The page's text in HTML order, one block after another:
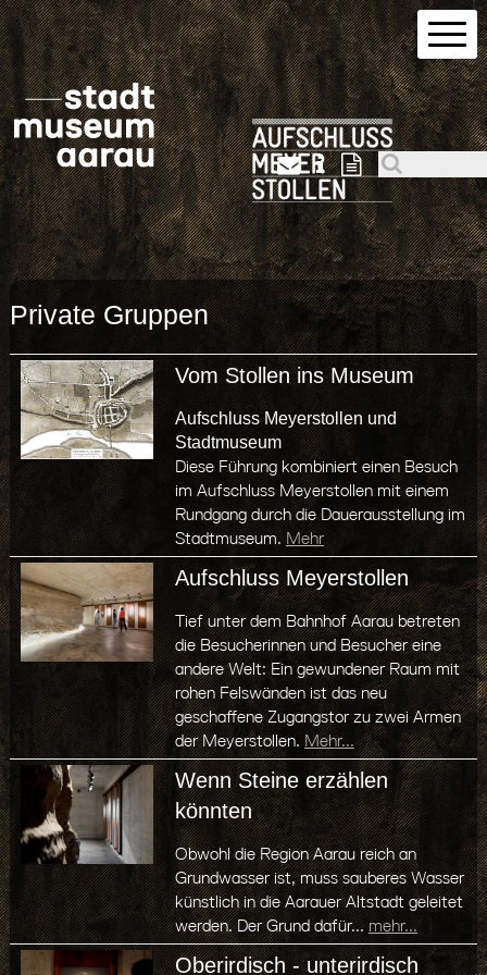
Private Gruppen
Vom Stollen ins Museum
Aufschluss Meyerstollen und
Stadtmuseum
Diese Führung kombiniert einen Besuch
im Aufschluss Meyerstollen mit einem
Rundgang durch die Dauerausstellung im
Stadtmuseum. Mehr
Aufschluss Meyerstollen
Tief unter dem Bahnhof Aarau betreten
die Besucherinnen und Besucher eine
andere Welt: Ein gewundener Raum mit
rohen Felswänden ist das neu
geschaffene Zugangstor zu zwei Armen
der Meyerstollen. Mehr...
Wenn Steine erzählen
könnten
Obwohl die Region Aarau reich an
Grundwasser ist, muss sauberes Wasser
künstlich in die Aarauer Altstadt geleitet
werden. Der Grund dafür... mehr...
Oberirdisch - unterirdisch